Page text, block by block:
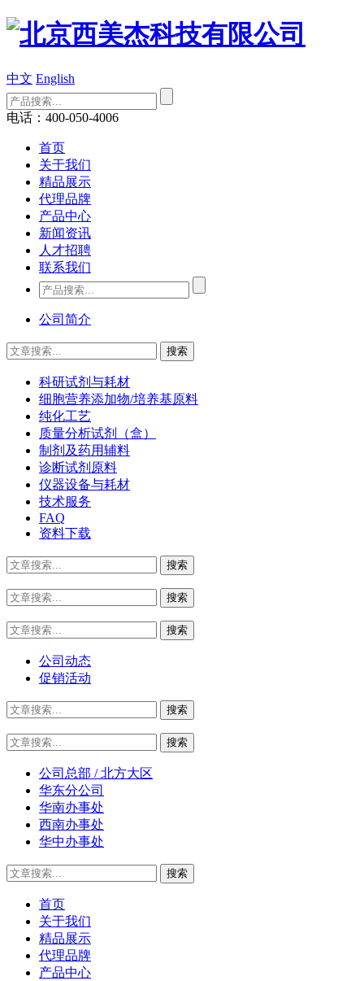
中文 English
电话：400-050-4006
首页
关于我们
精品展示
代理品牌
产品中心
新闻资讯
人才招聘
联系我们
公司简介
科研试剂与耗材
细胞营养添加物/培养基原料
纯化工艺
质量分析试剂（盒）
制剂及药用辅料
诊断试剂原料
仪器设备与耗材
技术服务
FAQ
资料下载
公司动态
促销活动
公司总部 / 北方大区
华东分公司
华南办事处
西南办事处
华中办事处
首页
关于我们
精品展示
代理品牌
产品中心